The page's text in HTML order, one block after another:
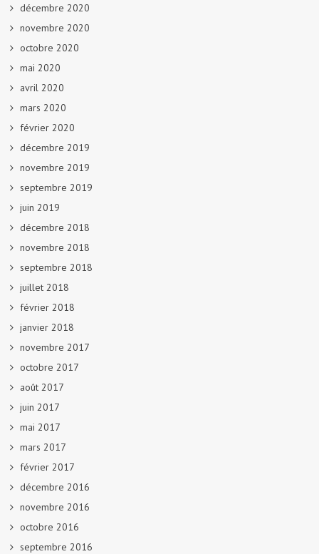
décembre 2020
novembre 2020
octobre 2020
mai 2020
avril 2020
mars 2020
février 2020
décembre 2019
novembre 2019
septembre 2019
juin 2019
décembre 2018
novembre 2018
septembre 2018
juillet 2018
février 2018
janvier 2018
novembre 2017
octobre 2017
août 2017
juin 2017
mai 2017
mars 2017
février 2017
décembre 2016
novembre 2016
octobre 2016
septembre 2016